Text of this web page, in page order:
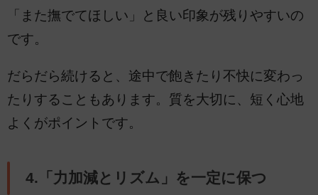
「また撫でてほしい」と良い印象が残りやすいの
です。
だらだら続けると、途中で飽きたり不快に変わっ
たりすることもあります。質を大切に、短く心地
よくがポイントです。
4.「力加減とリズム」を一定に保つ